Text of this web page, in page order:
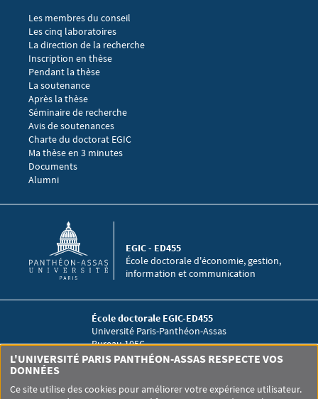
Menu footer EGIC 1
Les membres du conseil
Les cinq laboratoires
La direction de la recherche
Menu footer EGIC 2
Inscription en thèse
Pendant la thèse
La soutenance
Après la thèse
Menu footer EGIC 3
Séminaire de recherche
Avis de soutenances
Charte du doctorat EGIC
Ma thèse en 3 minutes
Menu footer EGIC 4
Documents
Alumni
École doctorale d'économie, gestion,
information et communication
EGIC - ED455
École doctorale EGIC-ED455
Université Paris-Panthéon-Assas
Bureau 105C
12 place du Panthéon
L'UNIVERSITÉ PARIS PANTHÉON-ASSAS RESPECTE VOS
DONNÉES
Ce site utilise des cookies pour améliorer votre expérience utilisateur.